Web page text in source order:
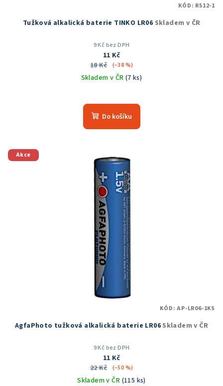
Tužková alkalická baterie TINKO LR06 Skladem v ČR
9 Kč bez DPH
11 Kč
18 Kč
(–38 %)
Skladem v ČR (7 ks)
Do košíku
KÓD: R512-1
Akce
AgfaPhoto tužková alkalická baterie LR06 Skladem v ČR
9 Kč bez DPH
11 Kč
22 Kč
(–50 %)
Skladem v ČR (115 ks)
KÓD:AP-LR06-1KS